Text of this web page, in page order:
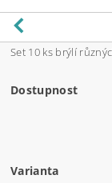
Set 10 ks brýlí
Dostupnost
Varianta